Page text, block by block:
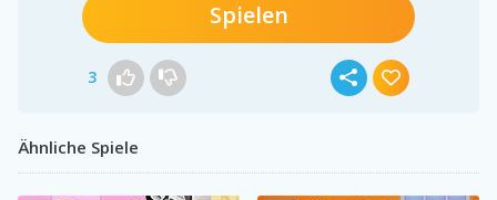
Spielen
3
Ähnliche Spiele